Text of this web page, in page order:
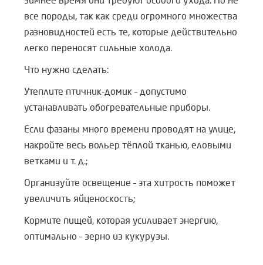
все породы, так как среди огромного множества
разновидностей есть те, которые действительно
легко переносят сильные холода.
Что нужно сделать:
Утеплите птичник-домик – допустимо
устанавливать обогревательные приборы.
Если фазаны много времени проводят на улице,
накройте весь вольер тёплой тканью, еловыми
ветками и т. д.;
Организуйте освещение – эта хитрость поможет
увеличить яйценоскость;
Кормите пищей, которая усиливает энергию,
оптимально – зерно из кукурузы.